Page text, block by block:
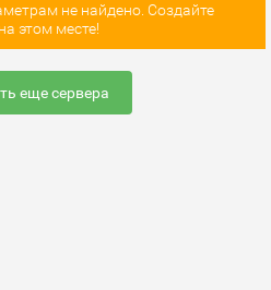
не найдено. Создайте
этом месте!
еще сервера